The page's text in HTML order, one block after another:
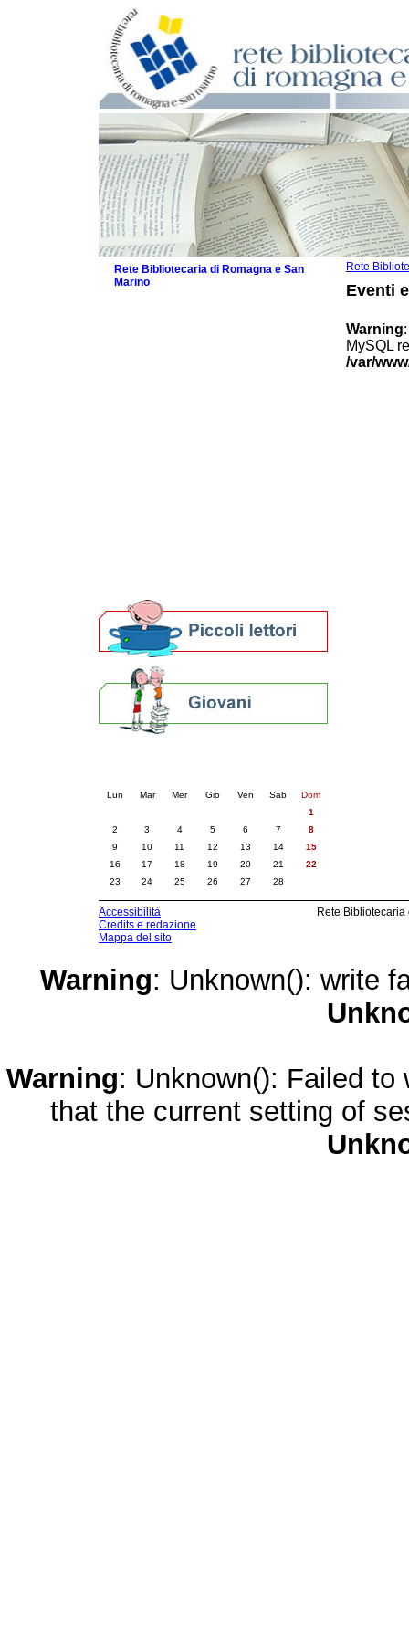
Rete
Eventi
Warning
MySQL
/var/
Rete Bibliotecaria di Romagna e San
Marino
Lun Mar Mer Gio Ven Sab
Dom
1
2
3 4 5 6 7
8
9
10 11 12 13 14
15
16
17 18 19 20 21
22
23
24 25 26 27 28
Accessibilità
Credits e redazione
Mappa del sito
Rete
Warning: Unknown(): write
Warning: Unknown(): Failed
that the current setting of